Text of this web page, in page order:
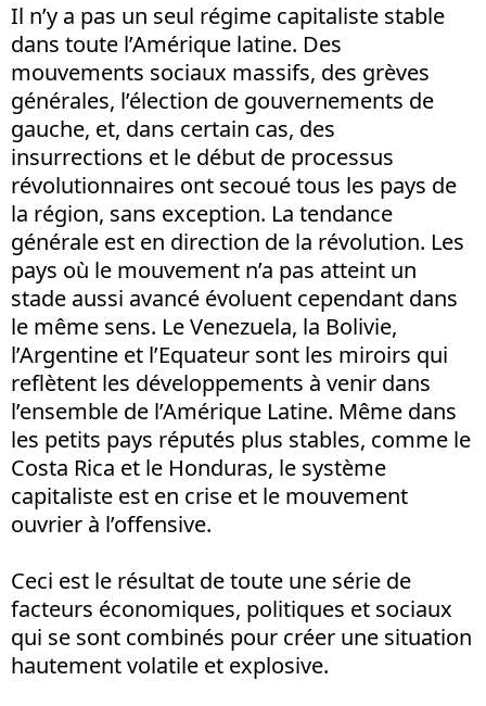
Il n’y a pas un seul régime capitaliste stable
dans toute l’Amérique latine. Des
mouvements sociaux massifs, des grèves
générales, l’élection de gouvernements de
gauche, et, dans certain cas, des
insurrections et le début de processus
révolutionnaires ont secoué tous les pays de
la région, sans exception. La tendance
générale est en direction de la révolution. Les
pays où le mouvement n’a pas atteint un
stade aussi avancé évoluent cependant dans
le même sens. Le Venezuela, la Bolivie,
l’Argentine et l’Equateur sont les miroirs qui
reflètent les développements à venir dans
l’ensemble de l’Amérique Latine. Même dans
les petits pays réputés plus stables, comme le
Costa Rica et le Honduras, le système
capitaliste est en crise et le mouvement
ouvrier à l’offensive.
Ceci est le résultat de toute une série de
facteurs économiques, politiques et sociaux
qui se sont combinés pour créer une situation
hautement volatile et explosive.